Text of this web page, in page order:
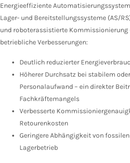
Energieeffiziente
Lager- und Bereitstellungssysteme (AS/
und roboterassistierte Kommissionierung
betriebliche Verbesserungen:
Deutlich reduzierter
Höherer Durchsatz bei stabilem
Personalaufwand – ein direkter
Fachkräftemangels
Verbesserte
Retourenkosten
Geringere Abhängigkeit von
Lagerbetrieb